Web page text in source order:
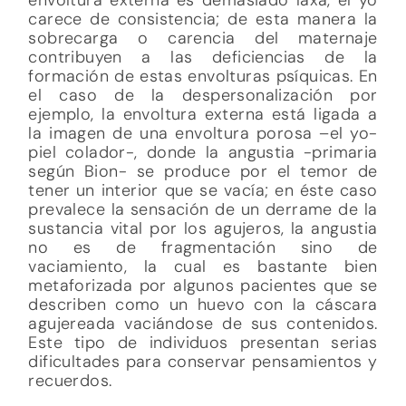
carece de consistencia; de esta manera la
sobrecarga o carencia del maternaje
contribuyen a las deficiencias de la
formación de estas envolturas psíquicas. En
el caso de la despersonalización por
ejemplo, la envoltura externa está ligada a
la imagen de una envoltura porosa –el yo-
piel colador-, donde la angustia -primaria
según Bion- se produce por el temor de
tener un interior que se vacía; en éste caso
prevalece la sensación de un derrame de la
sustancia vital por los agujeros, la angustia
no es de fragmentación sino de
vaciamiento, la cual es bastante bien
metaforizada por algunos pacientes que se
describen como un huevo con la cáscara
agujereada vaciándose de sus contenidos.
Este tipo de individuos presentan serias
dificultades para conservar pensamientos y
recuerdos.